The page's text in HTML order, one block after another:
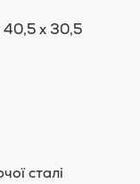
40,5 х 30,5
сталі